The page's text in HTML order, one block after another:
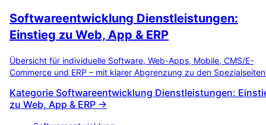
Softwareentwicklung Dienstleistungen:
Einstieg zu Web, App & ERP
Übersicht für individuelle Software, Web-Apps, Mobile, CMS/E-
Commerce und ERP – mit klarer Abgrenzung zu den
Kategorie Softwareentwicklung Dienstleistungen:
zu Web, App & ERP →